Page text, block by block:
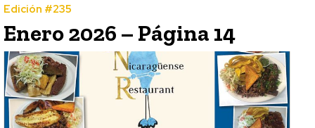
Edición #235
Enero 2026 – Página 14